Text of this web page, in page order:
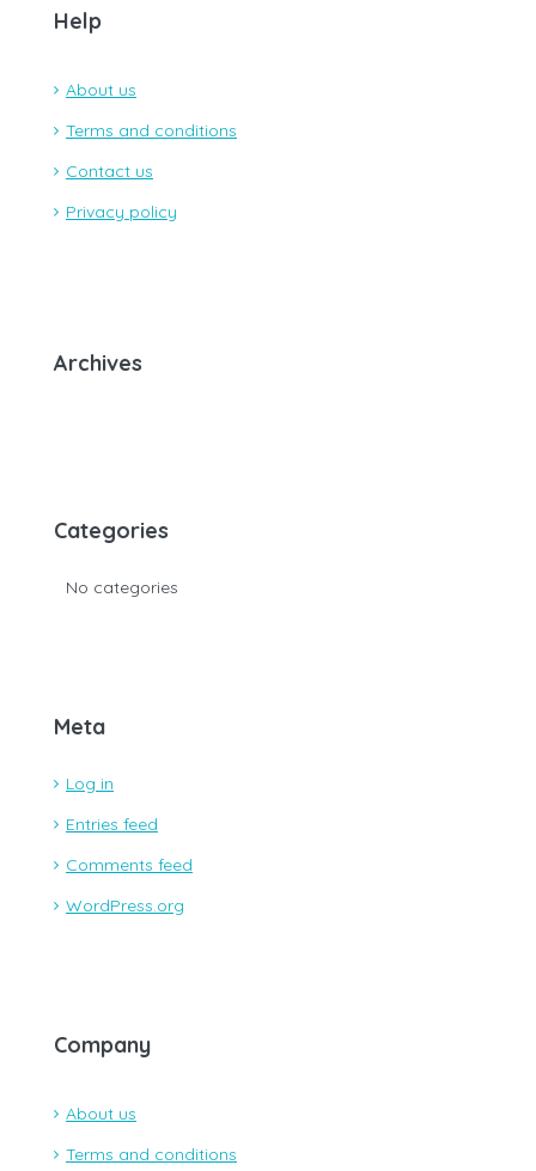
Help
About us
Terms and conditions
Contact us
Privacy policy
Archives
Categories
No categories
Meta
Log in
Entries feed
Comments feed
WordPress.org
Company
About us
Terms and conditions